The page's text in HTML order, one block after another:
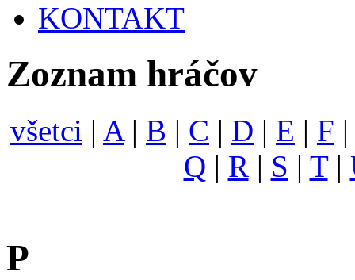
KONTAKT
Zoznam hráčov
všetci | A| B | C | D | E | F
Q | R| S | T|
P